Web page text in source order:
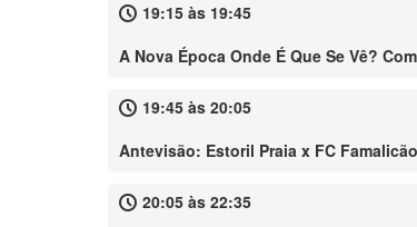
19:15 às 19:45
A Nova Época Onde É Que Se Vê?
19:45 às 20:05
Antevisão: Estoril Praia x FC
20:05 às 22:35